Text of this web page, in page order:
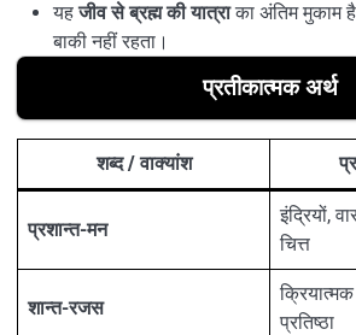
यहजीव से ब्रह्म की यात्राका अंतिम मुकाम
बाकी नहीं रहता।
प्रतीकात्मक अर्थ
शब्द / वाक्यांश
प्रशान्त-मन
इंद्रियों,
चित्त
शान्त-रजस
प्रतिष्ठा